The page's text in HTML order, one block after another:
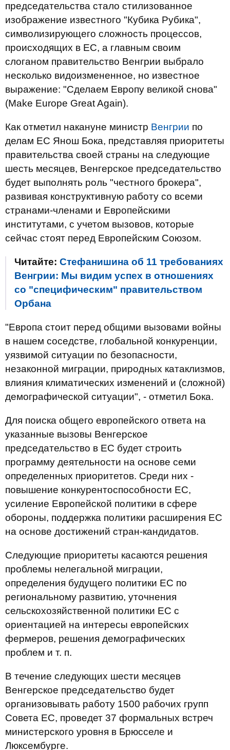
председательства стало стилизованное
изображение известного "Кубика Рубика",
символизирующего сложность процессов,
происходящих в ЕС, а главным своим
слоганом правительство Венгрии выбрало
несколько видоизмененное, но известное
выражение: "Сделаем Европу великой снова"
(Make Europe Great Again).
Как отметил накануне министр Венгрии по
делам ЕС Янош Бока, представляя приоритеты
правительства своей страны на следующие
шесть месяцев, Венгерское председательство
будет выполнять роль "честного брокера",
развивая конструктивную работу со всеми
странами-членами и Европейскими
институтами, с учетом вызовов, которые
сейчас стоят перед Европейским Союзом.
Читайте: Стефанишина об 11 требованиях
Венгрии: Мы видим успех в отношениях
со "специфическим" правительством
Орбана
"Европа стоит перед общими вызовами войны
в нашем соседстве, глобальной конкуренции,
уязвимой ситуации по безопасности,
незаконной миграции, природных катаклизмов,
влияния климатических изменений и (сложной)
демографической ситуации", - отметил Бока.
Для поиска общего европейского ответа на
указанные вызовы Венгерское
председательство в ЕС будет строить
программу деятельности на основе семи
определенных приоритетов. Среди них -
повышение конкурентоспособности ЕС,
усиление Европейской политики в сфере
обороны, поддержка политики расширения ЕС
на основе достижений стран-кандидатов.
Следующие приоритеты касаются решения
проблемы нелегальной миграции,
определения будущего политики ЕС по
региональному развитию, уточнения
сельскохозяйственной политики ЕС с
ориентацией на интересы европейских
фермеров, решения демографических
проблем и т. п.
В течение следующих шести месяцев
Венгерское председательство будет
организовывать работу 1500 рабочих групп
Совета ЕС, проведет 37 формальных встреч
министерского уровня в Брюсселе и
Люксембурге.